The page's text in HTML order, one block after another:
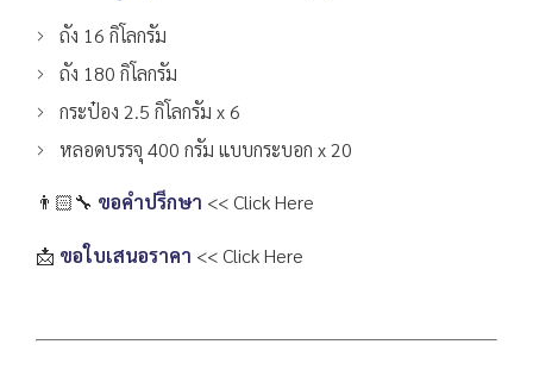
ถัง 16 กิโลกรัม
ถัง 180 กิโลกรัม
กระป๋อง 2.5 กิโลกรัม x 6
หลอดบรรจุ 400 กรัม แบบกระบอก x 20
👨🏻‍🔧 ขอคำปรึกษา << Click Here
📩 ขอใบเสนอราคา << Click Here